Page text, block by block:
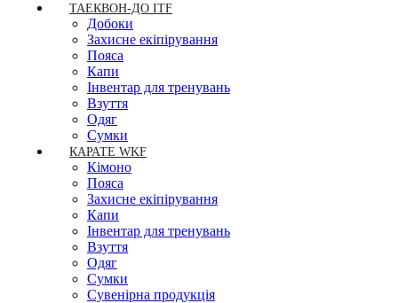
ТАЕКВОН-ДО ITF
Добоки
Захисне екіпірування
Пояса
Капи
Інвентар для тренувань
Взуття
Одяг
Сумки
КАРАТЕ WKF
Кімоно
Пояса
Захисне екіпірування
Капи
Інвентар для тренувань
Взуття
Одяг
Сумки
Сувенірна продукція